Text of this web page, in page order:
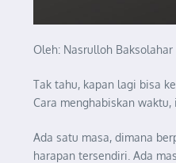
Oleh: Nasrulloh Baksolahar
Tak tahu, kapan lagi bisa
Cara menghabiskan waktu,
Ada satu masa, dimana
harapan tersendiri. Ada